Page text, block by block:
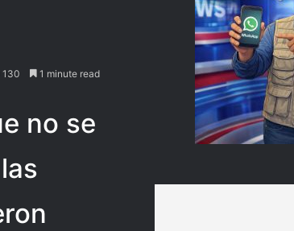
130 1 minute read
no se